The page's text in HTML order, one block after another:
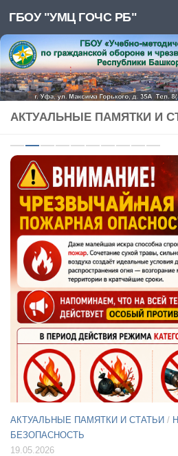
Перейти к содержимому
ГБОУ "УМЦ ГОЧС РБ"
АКТУАЛЬНЫЕ ПАМЯТКИ И
АКТУАЛЬНЫЕ ПАМЯТКИ И СТАТЬИ /
Примите участие